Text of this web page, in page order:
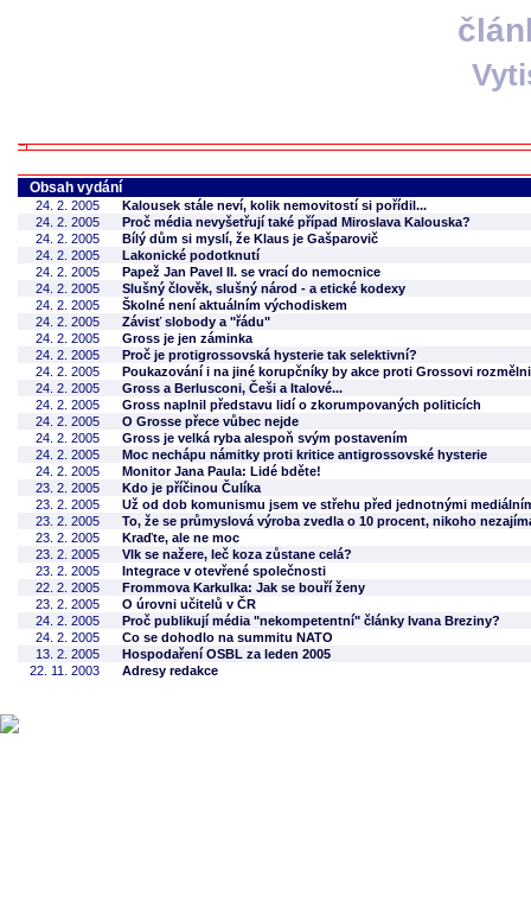
Obsah vydání
24. 2. 2005
Kalousek stále neví, kolik nemovitostí si pořídil...
24. 2. 2005
Proč média nevyšetřují také případ Miroslava Kalouska?
24. 2. 2005
Bílý dům si myslí, že Klaus je Gašparovič
24. 2. 2005
Lakonické podotknutí
24. 2. 2005
Papež Jan Pavel II. se vrací do nemocnice
24. 2. 2005
Slušný člověk, slušný národ - a etické kodexy
24. 2. 2005
Školné není aktuálním východiskem
24. 2. 2005
Závisť slobody a "řádu"
24. 2. 2005
Gross je jen záminka
24. 2. 2005
Proč je protigrossovská hysterie tak selektivní?
24. 2. 2005
Poukazování i na jiné korupčníky by akce proti Grossovi
24. 2. 2005
Gross a Berlusconi, Češi a Italové...
24. 2. 2005
Gross naplnil představu lidí o zkorumpovaných politicích
24. 2. 2005
O Grosse přece vůbec nejde
24. 2. 2005
Gross je velká ryba alespoň svým postavením
24. 2. 2005
Moc nechápu námitky proti kritice antigrossovské hysterie
24. 2. 2005
Monitor Jana Paula: Lidé bděte!
23. 2. 2005
Kdo je příčinou Čulíka
23. 2. 2005
Už od dob komunismu jsem ve střehu před jednotnými
23. 2. 2005
To, že se průmyslová výroba zvedla o 10 procent, nikoho
23. 2. 2005
Kraďte, ale ne moc
23. 2. 2005
Vlk se nažere, leč koza zůstane celá?
23. 2. 2005
Integrace v otevřené společnosti
22. 2. 2005
Frommova Karkulka: Jak se bouří ženy
23. 2. 2005
O úrovni učitelů v ČR
24. 2. 2005
Proč publikují média "nekompetentní" články Ivana Breziny?
24. 2. 2005
Co se dohodlo na summitu NATO
13. 2. 2005
Hospodaření OSBL za leden 2005
22. 11. 2003
Adresy redakce